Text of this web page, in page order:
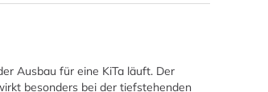
Ausbau für eine KiTa läuft. Der
besonders bei der tiefstehenden